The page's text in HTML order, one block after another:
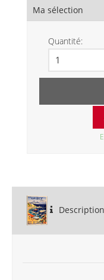
Ma sélection
Quantité:
Description